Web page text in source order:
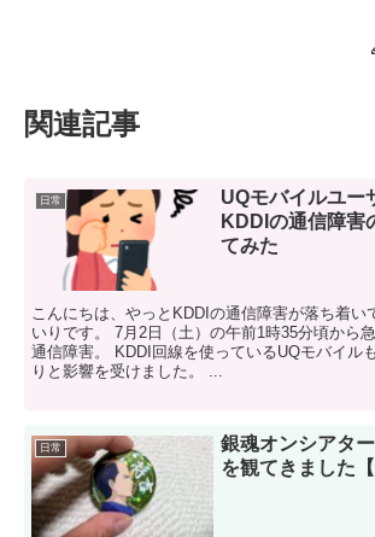
関連記事
日常
UQモバイルユー
KDDIの通信障害
てみた
こんにちは、やっとKDDIの通信障害が落ち着い
いりです。 7月2日（土）の午前1時35分頃から
通信障害。 KDDI回線を使っているUQモバイル
りと影響を受けました。 ...
日常
銀魂オンシアタ
を観てきました【